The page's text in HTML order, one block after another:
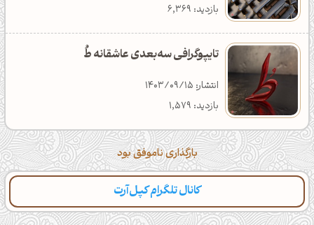
بازدید: 6,369
تایپوگرافی سه‌بعدی عاشقانه طُ
انتشار: 1403/09/15
بازدید: 1,579
بارگذاری ناموفق بود
کانال تلگرام کپل‌آرت
دسته‌بندی مطالب تازه تایپوگرافی پالت‌ها